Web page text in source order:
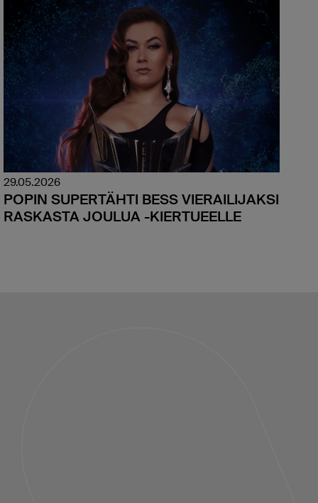
29.05.2026
POPIN SUPERTÄHTI BESS VIERAILIJAKSI
RASKASTA JOULUA -KIERTUEELLE